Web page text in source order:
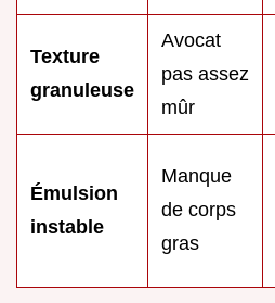
Texture
granuleuse
Avocat
pas assez
mûr
Émulsion
instable
Manque
de corps
gras